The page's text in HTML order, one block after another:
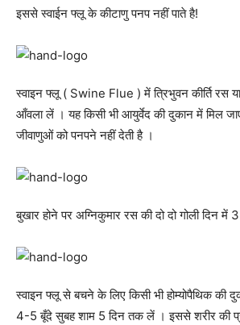
इससे स्वाईन फ्लू के कीटाणु पनप नहीं पाते है!
स्वाइन फ्लू ( Swine Flue ) में त्रिभुवन कीर्ति रस या
आँवला लें । यह किसी भी आयुर्वेद की दुकान में मिल
जीवाणुओं को पनपने नहीं देती है ।
बुखार होने पर अग्निकुमार रस की दो दो गोली दिन
स्वाइन फ्लू से बचने के लिए किसी भी होम्योपैथिक
4-5 बूँदे सुबह शाम 5 दिन तक लें । इससे शरीर की